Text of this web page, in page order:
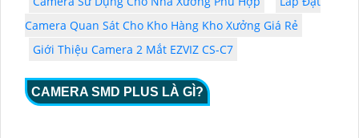
Camera Quan Sát Cho Kho Hàng Kho Xưởng Giá Rẻ
Giới Thiệu Camera 2 Mắt EZVIZ CS-C7
CAMERA SMD PLUS LÀ GÌ?